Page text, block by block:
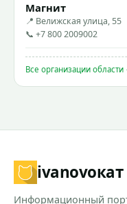
Магнит
📍 Велижская улица, 55
📞 +7 800 2009002
Все организации
ivanovoкат
Информационный